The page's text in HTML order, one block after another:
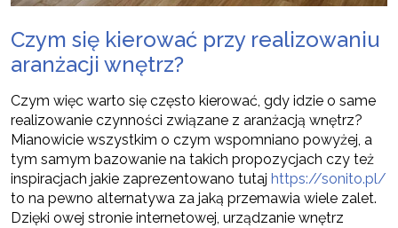
Czym się kierować przy realizowaniu
aranżacji wnętrz?
Czym więc warto się często kierować, gdy idzie o same
realizowanie czynności związane z aranżacją wnętrz?
Mianowicie wszystkim o czym wspomniano powyżej, a
tym samym bazowanie na takich propozycjach czy też
inspiracjach jakie zaprezentowano tutaj https://sonito.pl/
to na pewno alternatywa za jaką przemawia wiele zalet.
Dzięki owej stronie internetowej, urządzanie wnętrz